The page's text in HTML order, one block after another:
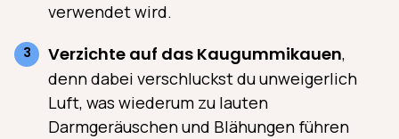
verwendet wird.
Verzichte auf das Kaugummikauen,
denn dabei verschluckst du unweigerlich
Luft, was wiederum zu lauten
Darmgeräuschen und Blähungen führen